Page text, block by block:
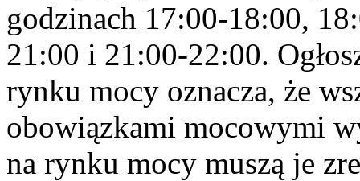
godzinach 17:00-18:00,
21:00 i 21:00-22:00.
rynku mocy oznacza, że
obowiązkami mocowymi
na rynku mocy muszą je